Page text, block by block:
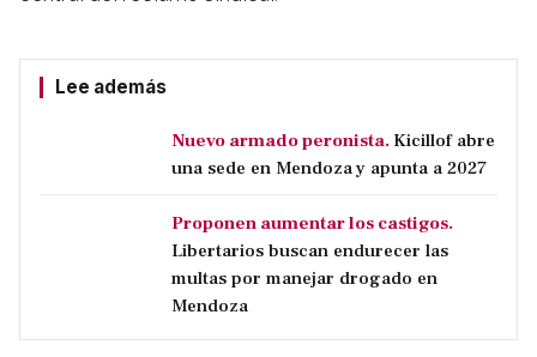
Lee además
Nuevo armado peronista. Kicillof abre
una sede en Mendoza y apunta a 2027
Proponen aumentar los castigos.
Libertarios buscan endurecer las
multas por manejar drogado en
Mendoza